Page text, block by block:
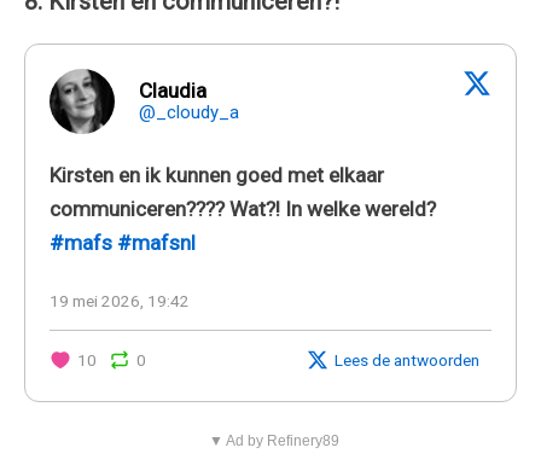
Claudia
@_cloudy_a
Kirsten en ik kunnen goed met elkaar
communiceren???? Wat?! In welke wereld?
#mafs #mafsnl
19 mei 2026, 19:42
10 0 Lees de antwoorden
▼ Ad by Refinery89